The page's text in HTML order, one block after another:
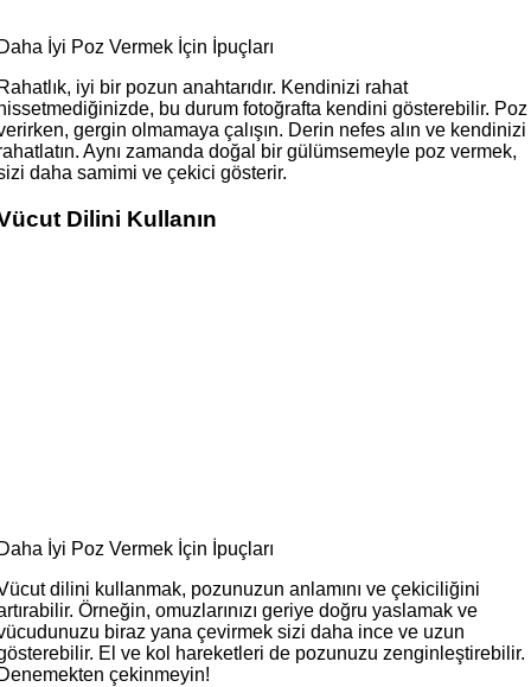
İyi Poz Vermek İçin İpuçları
iyi bir pozun anahtarıdır. Kendinizi rahat
bu durum fotoğrafta kendini gösterebilir. Poz
gergin olmamaya çalışın. Derin nefes alın ve kendinizi
Aynı zamanda doğal bir gülümsemeyle poz vermek,
daha samimi ve çekici gösterir.
Dilini Kullanın
İyi Poz Vermek İçin İpuçları
dilini kullanmak, pozunuzun anlamını ve çekiciliğini
Örneğin, omuzlarınızı geriye doğru yaslamak ve
biraz yana çevirmek sizi daha ince ve uzun
El ve kol hareketleri de pozunuzu zenginleştirebilir.
çekinmeyin!